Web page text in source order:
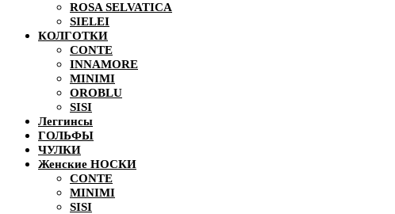
ROSA SELVATICA
SIELEI
КОЛГОТКИ
CONTE
INNAMORE
MINIMI
OROBLU
SISI
Леггинсы
ГОЛЬФЫ
ЧУЛКИ
Женские НОСКИ
CONTE
MINIMI
SISI